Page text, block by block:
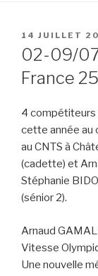
PUBLIÉ
LE
14 JUILLET
02-09/
France
4 compétiteurs
cette année au
au CNTS à
(cadette) et
Stéphanie
(sénior 2).
Arnaud
Vitesse
Une nouvelle